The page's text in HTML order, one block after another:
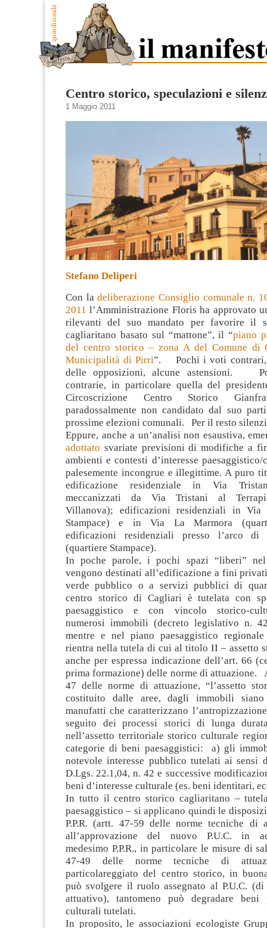
Centro storico, speculazioni e
1 Maggio 2011
Stefano Deliperi
Con ladeliberazione Consiglio comunale n.
2011 l’Amministrazione Floris ha approvato
rilevanti del suo mandato per favorire il
cagliaritano basato sul “mattone”, il “piano
del centro storico – zona A del Comune di
Municipalità di Pirri”. Pochi i voti contrari,
delle opposizioni, alcune astensioni.
contrarie, in particolare quella del
Circoscrizione Centro Storico
paradossalmente non candidato dal suo
prossime elezioni comunali. Per il resto
Eppure, anche a un’analisi non esaustiva,
adottato svariate previsioni di modifiche a
ambienti e contesti d’interesse
palesemente incongrue e illegittime. A puro
edificazione residenziale in Via
meccanizzati da Via Tristani al
Villanova); edificazioni residenziali in Via
Stampace) e in Via La Marmora
edificazioni residenziali presso l’arco di
(quartiere Stampace).
In poche parole, i pochi spazi “liberi”
vengono destinati all’edificazione a fini
verde pubblico o a servizi pubblici di
centro storico di Cagliari è tutelata con
paesaggistico e con vincolo storico-
numerosi immobili (decreto legislativo n.
mentre e nel piano paesaggistico regionale
rientra nella tutela di cui al titolo II – assetto
anche per espressa indicazione dell’art. 66
prima formazione) delle norme di attuazione.
47 delle norme di attuazione, “l’assetto
costituito dalle aree, dagli immobili
manufatti che caratterizzano
seguito dei processi storici di lunga
nell’assetto territoriale storico culturale
categorie di beni paesaggistici: a) gli
notevole interesse pubblico tutelati ai sensi
D.Lgs. 22.1,04, n. 42 e successive
beni d’interesse culturale (es. beni identitari,
In tutto il centro storico cagliaritano –
paesaggistico – si applicano quindi le
P.P.R. (artt. 47-59 delle norme tecniche di
all’approvazione del nuovo P.U.C. in
medesimo P.P.R., in particolare le misure di
47-49 delle norme tecniche di
particolareggiato del centro storico, in
può svolgere il ruolo assegnato al P.U.C.
attuativo), tantomeno può degradare beni
culturali tutelati.
In proposito, le associazioni ecologiste